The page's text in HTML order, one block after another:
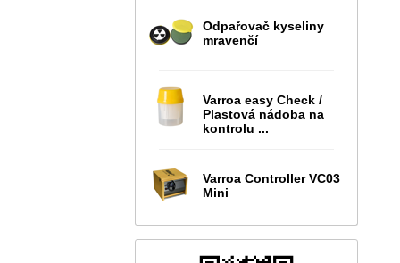
Odpařovač kyseliny
mravenčí
Varroa easy Check /
Plastová nádoba na
kontrolu ...
Varroa Controller VC03
Mini